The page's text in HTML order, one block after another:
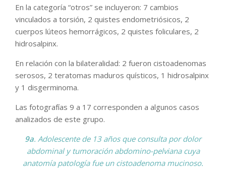
En la categoría “otros” se incluyeron: 7 cambios
vinculados a torsión, 2 quistes endometriósicos, 2
cuerpos lúteos hemorrágicos, 2 quistes foliculares, 2
hidrosalpinx.
En relación con la bilateralidad: 2 fueron cistoadenomas
serosos, 2 teratomas maduros quísticos, 1 hidrosalpinx
y 1 disgerminoma.
Las fotografías 9 a 17 corresponden a algunos casos
analizados de este grupo.
9a. Adolescente de 13 años que consulta por dolor
abdominal y tumoración abdomino-pelviana cuya
anatomía patología fue un cistoadenoma mucinoso.